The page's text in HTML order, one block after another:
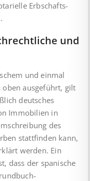
Erb­schafts­
und
und einmal
oben ausgeführt, gilt
deutsches
Immobilien in
des
stattfinden kann,
werden. Ein
dass der spa­nische